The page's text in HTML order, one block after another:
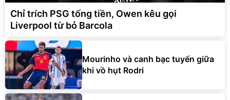
Chỉ trích PSG tống tiền, Owen kêu gọi
Liverpool từ bỏ Barcola
Mourinho và canh bạc tuyến giữa
khi vồ hụt Rodri